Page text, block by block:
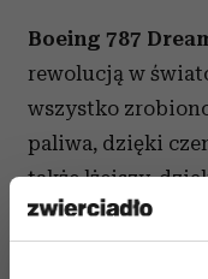
Boeing 787
rewolucją w
wszystko
paliwa, dzięki
także lżejszy,
materiałów i